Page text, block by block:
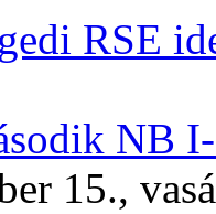
RSE
NB
15.,